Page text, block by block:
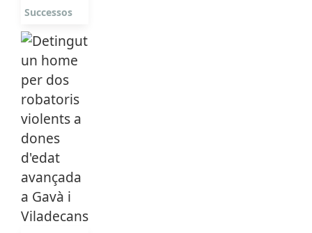
Successos